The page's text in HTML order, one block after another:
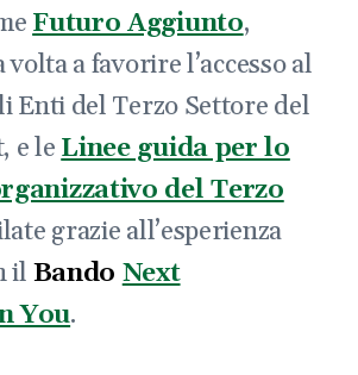
Futuro Aggiunto,
volta a favorire l’accesso al
Enti del Terzo Settore del
e le Linee guida per lo
del Terzo
grazie all’esperienza
il Bando Next
You.